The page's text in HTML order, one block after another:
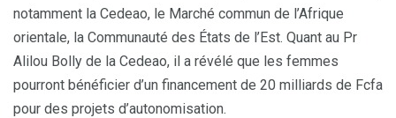
notamment la Cedeao, le Marché commun de l’Afrique
orientale, la Communauté des États de l’Est. Quant au Pr
Alilou Bolly de la Cedeao, il a révélé que les femmes
pourront bénéficier d’un financement de 20 milliards de Fcfa
pour des projets d’autonomisation.